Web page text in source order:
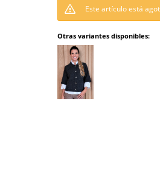
Este artículo está
Otras variantes disponibles: